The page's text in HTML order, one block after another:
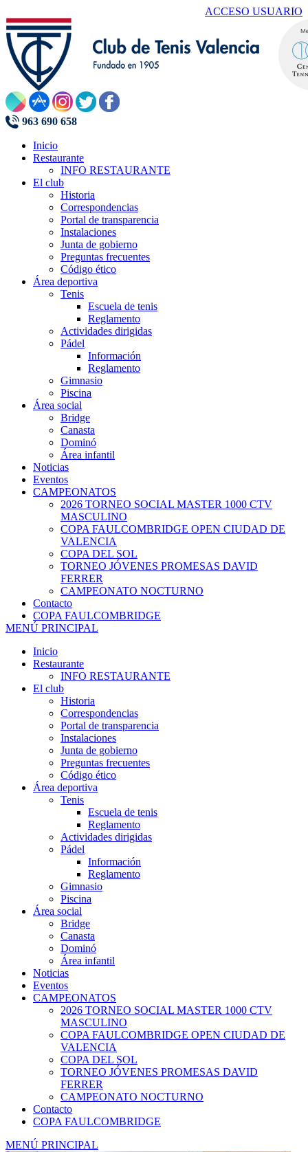
ACCESO USUARIO
963 690 658
Inicio
Restaurante
INFO RESTAURANTE
El club
Historia
Correspondencias
Portal de transparencia
Instalaciones
Junta de gobierno
Preguntas frecuentes
Código ético
Área deportiva
Tenis
Escuela de tenis
Reglamento
Actividades dirigidas
Pádel
Información
Reglamento
Gimnasio
Piscina
Área social
Bridge
Canasta
Dominó
Área infantil
Noticias
Eventos
CAMPEONATOS
2026 TORNEO SOCIAL MASTER 1000 CTV
MASCULINO
COPA FAULCOMBRIDGE OPEN CIUDAD DE
VALENCIA
COPA DEL SOL
TORNEO JÓVENES PROMESAS DAVID
FERRER
CAMPEONATO NOCTURNO
Contacto
COPA FAULCOMBRIDGE
MENÚ PRINCIPAL
Inicio
Restaurante
INFO RESTAURANTE
El club
Historia
Correspondencias
Portal de transparencia
Instalaciones
Junta de gobierno
Preguntas frecuentes
Código ético
Área deportiva
Tenis
Escuela de tenis
Reglamento
Actividades dirigidas
Pádel
Información
Reglamento
Gimnasio
Piscina
Área social
Bridge
Canasta
Dominó
Área infantil
Noticias
Eventos
CAMPEONATOS
2026 TORNEO SOCIAL MASTER 1000 CTV
MASCULINO
COPA FAULCOMBRIDGE OPEN CIUDAD DE
VALENCIA
COPA DEL SOL
TORNEO JÓVENES PROMESAS DAVID
FERRER
CAMPEONATO NOCTURNO
Contacto
COPA FAULCOMBRIDGE
MENÚ PRINCIPAL